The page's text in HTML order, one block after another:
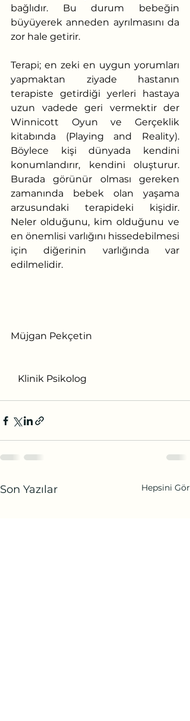
bağlıdır. Bu durum bebeğin
büyüyerek anneden ayrılmasını da
zor hale getirir.
Terapi; en zeki en uygun yorumları
yapmaktan ziyade hastanın
terapiste getirdiği yerleri hastaya
uzun vadede geri vermektir der
Winnicott Oyun ve Gerçeklik
kitabında (Playing and Reality).
Böylece kişi dünyada kendini
konumlandırır, kendini oluşturur.
Burada görünür olması gereken
zamanında bebek olan yaşama
arzusundaki terapideki kişidir.
Neler olduğunu, kim olduğunu ve
en önemlisi varlığını hissedebilmesi
için diğerinin varlığında var
edilmelidir.
Müjgan Pekçetin
Klinik Psikolog
Son Yazılar Hepsini Gör